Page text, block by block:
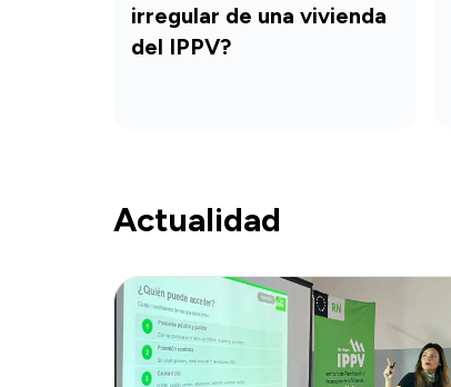
irregular de una vivienda
del IPPV?
Actualidad